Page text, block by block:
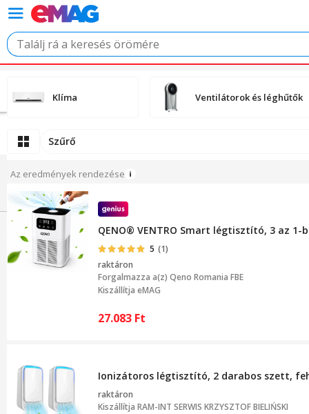
Klíma Ventilátorok és léghűtők
Szűrő
Az eredmények rendezése
QENO® VENTRO Smart légtisztító, 3 az 1-
5 (1)
raktáron
Forgalmazza a(z) Qeno Romania FBE
Kiszállítja eMAG
27.083 Ft
Ionizátoros légtisztító, 2 darabos szett,
raktáron
Kiszállítja RAM-INT SERWIS KRZYSZTOF BIELIŃSKI